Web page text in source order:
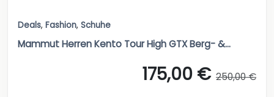
Deals, Fashion, Schuhe
Mammut Herren Kento Tour High GTX Berg- &...
175,00 € 250,00 €